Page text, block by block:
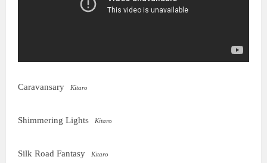
Caravansary Kitaro
Shimmering Lights Kitaro
Silk Road Fantasy Kitaro